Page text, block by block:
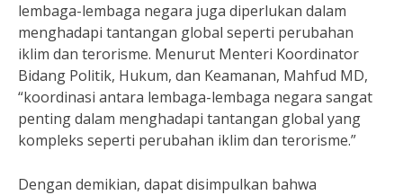
lembaga-lembaga negara juga diperlukan dalam
menghadapi tantangan global seperti perubahan
iklim dan terorisme. Menurut Menteri Koordinator
Bidang Politik, Hukum, dan Keamanan, Mahfud MD,
“koordinasi antara lembaga-lembaga negara sangat
penting dalam menghadapi tantangan global yang
kompleks seperti perubahan iklim dan terorisme.”
Dengan demikian, dapat disimpulkan bahwa